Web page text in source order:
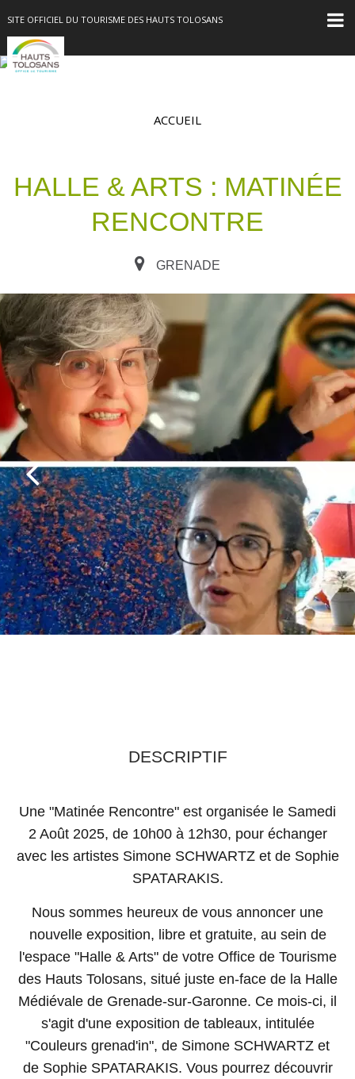
SITE OFFICIEL DU TOURISME DES HAUTS TOLOSANS
ACCUEIL
HALLE & ARTS : MATINÉE
RENCONTRE
GRENADE
DESCRIPTIF
Une "Matinée Rencontre" est organisée le Samedi
2 Août 2025, de 10h00 à 12h30, pour échanger
avec les artistes Simone SCHWARTZ et de Sophie
SPATARAKIS.
Nous sommes heureux de vous annoncer une
nouvelle exposition, libre et gratuite, au sein de
l'espace "Halle & Arts" de votre Office de Tourisme
des Hauts Tolosans, situé juste en-face de la Halle
Médiévale de Grenade-sur-Garonne. Ce mois-ci, il
s'agit d'une exposition de tableaux, intitulée
"Couleurs grenad'in", de Simone SCHWARTZ et
de Sophie SPATARAKIS. Vous pourrez découvrir